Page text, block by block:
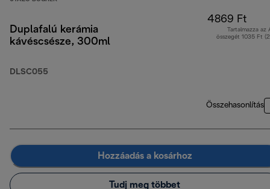
Duplafalú kerámia
kávéscsésze, 300ml
DLSC055
4869 Ft
Tartalmazza az
összegét 1035 Ft
Összehasonlítás
Hozzáadás a kosárhoz
Tudj meg többet